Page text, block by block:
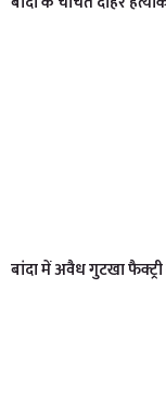
बांदा में अवैध गुटखा